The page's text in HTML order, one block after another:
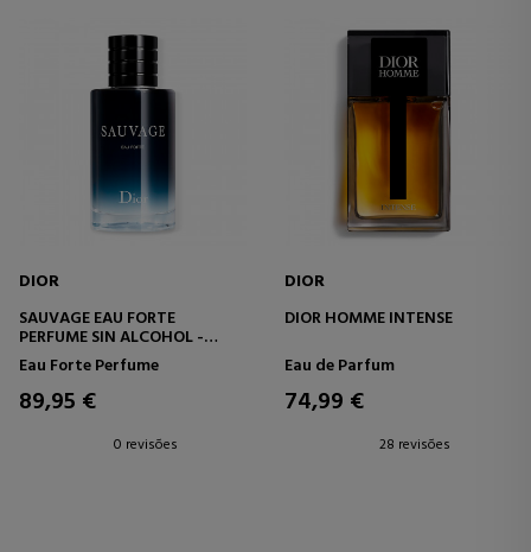
DIOR
SAUVAGE EAU FORTE
PERFUME SIN ALCOHOL -
NOTAS FRESCAS E INTENSAS
Eau Forte Perfume
89,95 €
0 revisões
DIOR
DIOR HOMME INTENSE
Eau de Parfum
74,99 €
28 revisões